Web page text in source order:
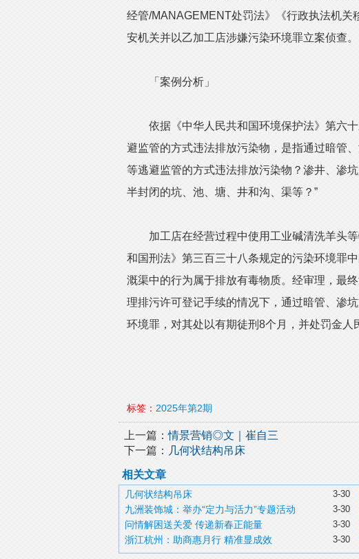
经管/MANAGEMENT处罚法》《行政执法机
安机关并以乙加工店涉嫌污染环境罪立案侦查。
「案例分析」
依据《中华人民共和国环境保护法》第六十
避监管的方式违法排放污染物，是指通过暗管
等逃避监管的方式违法排放污染物？渗井、渗
半封闭的坑、池、塘、井和沟、渠等？”
加工店在经营过程中使用工业碱清洗羊头等
和国刑法》第三百三十八条规定的污染环境罪
溉渠中的行为属于排放有毒物质。经审理，最
理排污许可登记手续的情况下，通过暗管、渗
环境罪，对其处以有期徒刑8个月，并处罚金人
标签： 2025年第2期
上一篇：情景营销◎文｜崔自三
下一篇： 几何状结构吊床
相关文章
3-30
几何状结构吊床
3-30
九洲装饰城：举办“定力与活力”专题活动
3-30
问情解困送关爱 传递新春正能量
3-30
浙江杭州：助商惠月行 精准显成效